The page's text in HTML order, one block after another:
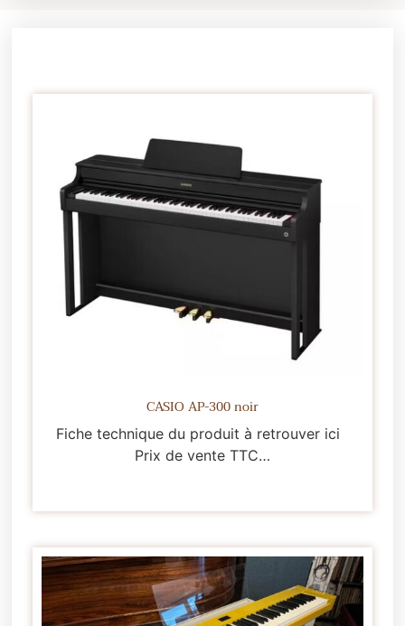
CASIO AP-300 noir
Fiche technique du produit à retrouver ici
Prix de vente TTC…